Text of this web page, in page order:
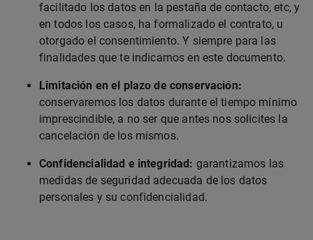
facilitado los datos en la pestaña de contacto, etc, y
en todos los casos, ha formalizado el contrato, u
otorgado el consentimiento. Y siempre para las
finalidades que te indicamos en este documento.
Limitación en el plazo de conservación:
conservaremos los datos durante el tiempo mínimo
imprescindible, a no ser que antes nos solicites la
cancelación de los mismos.
Confidencialidad e integridad: garantizamos las
medidas de seguridad adecuada de los datos
personales y su confidencialidad.